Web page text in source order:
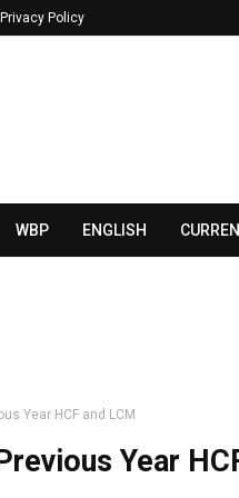
Privacy Policy
WBP ENGLISH
Year HCF and LCM
Year